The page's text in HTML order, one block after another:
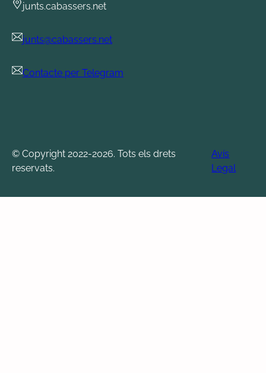
junts.cabassers.net
junts@cabassers.net
Contacte per Telegram
© Copyright 2022-2026. Tots els drets
reservats.
Avís
Legal